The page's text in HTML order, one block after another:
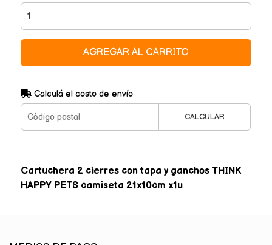
AGREGAR AL CARRITO
Calculá el costo de envío
CALCULAR
Cartuchera 2 cierres con tapa y ganchos THINK
HAPPY PETS camiseta 21x10cm x1u